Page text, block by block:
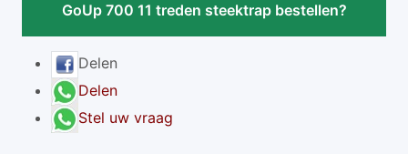
GoUp 700 11 treden steektrap bestellen?
Delen
Delen
Stel uw vraag